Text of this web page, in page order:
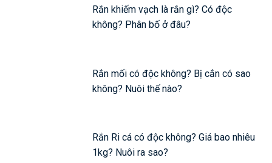
Rắn khiếm vạch là rắn gì? Có độc
không? Phân bố ở đâu?
Rắn mối có độc không? Bị cắn có sao
không? Nuôi thế nào?
Rắn Ri cá có độc không? Giá bao nhiêu
1kg? Nuôi ra sao?